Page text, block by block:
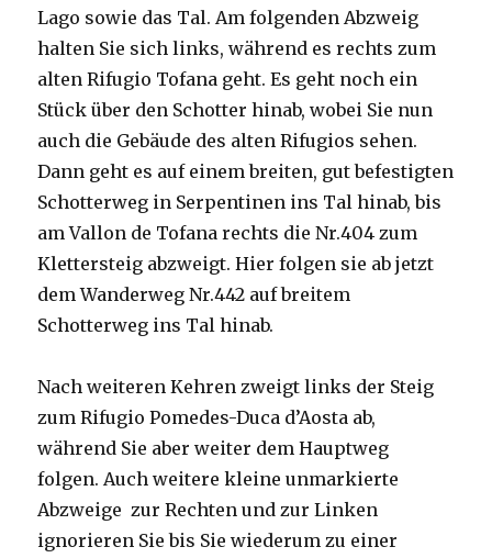
Lago sowie das Tal. Am folgenden Abzweig
halten Sie sich links, während es rechts zum
alten Rifugio Tofana geht. Es geht noch ein
Stück über den Schotter hinab, wobei Sie nun
auch die Gebäude des alten Rifugios sehen.
Dann geht es auf einem breiten, gut befestigten
Schotterweg in Serpentinen ins Tal hinab, bis
am Vallon de Tofana rechts die Nr.404 zum
Klettersteig abzweigt. Hier folgen sie ab jetzt
dem Wanderweg Nr.442 auf breitem
Schotterweg ins Tal hinab.
Nach weiteren Kehren zweigt links der Steig
zum Rifugio Pomedes-Duca d’Aosta ab,
während Sie aber weiter dem Hauptweg
folgen. Auch weitere kleine unmarkierte
Abzweige zur Rechten und zur Linken
ignorieren Sie bis Sie wiederum zu einer